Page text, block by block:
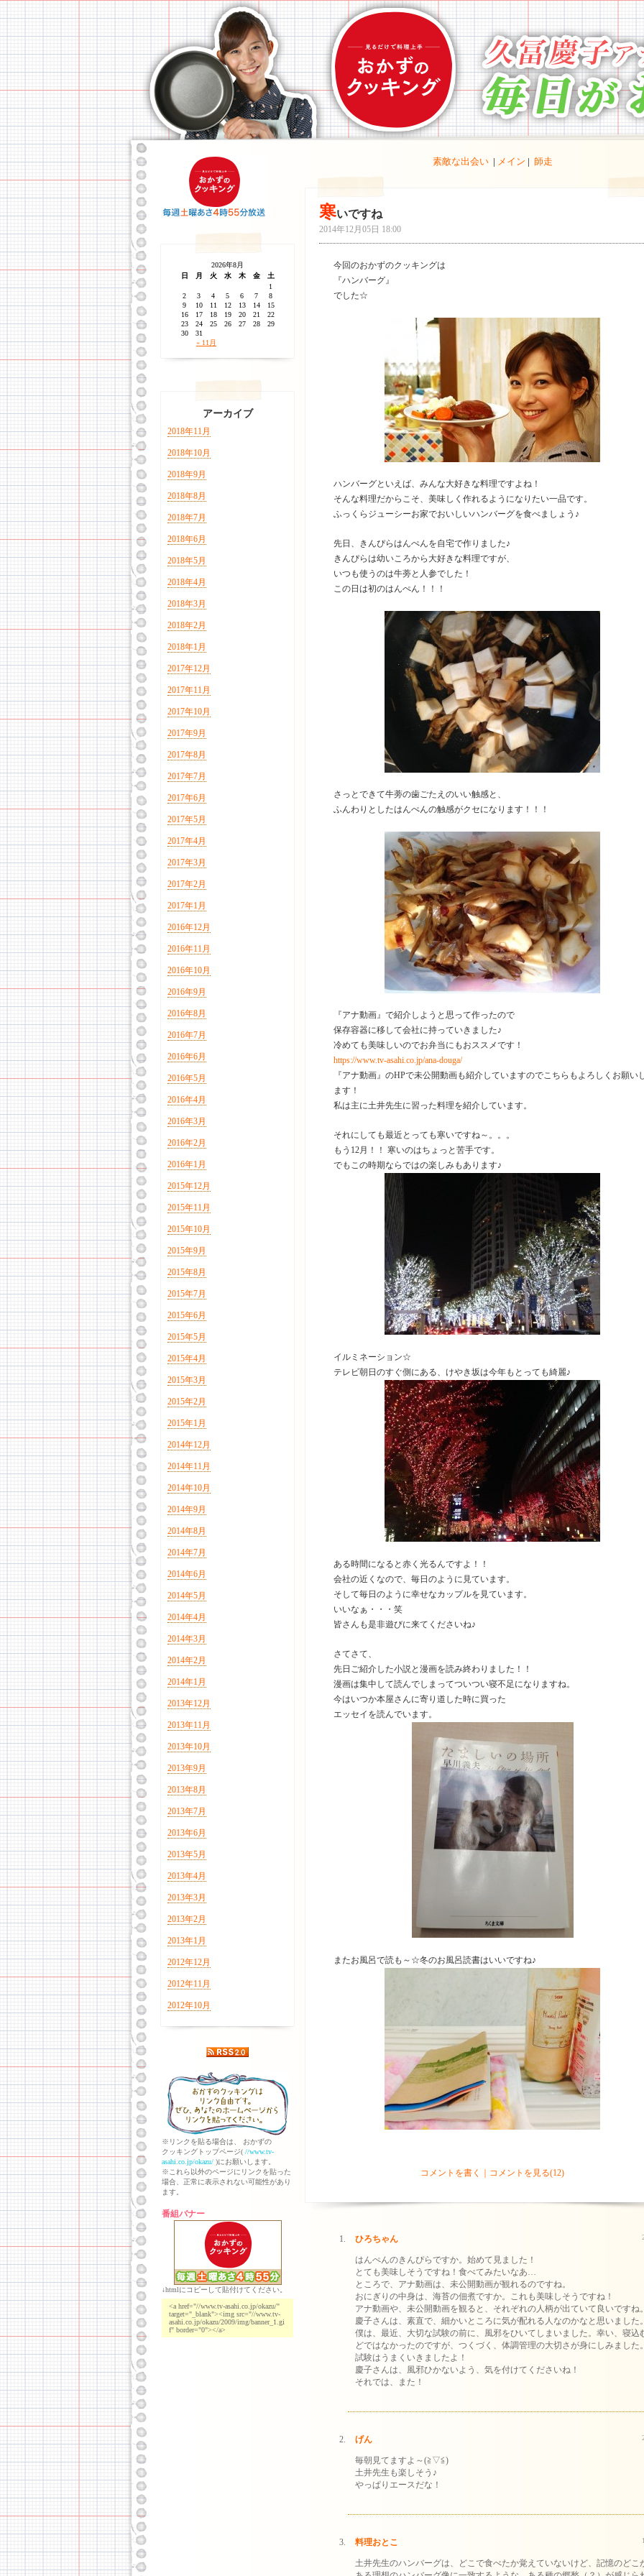
2026年8月
日
月 火 水 木 金
土
1
2
3 4 5 6 7
8
9
10 11 12 13 14
15
16
17 18 19 20 21
22
23
24 25 26 27 28
29
30
31
« 11月
アーカイブ
2018年11月
2018年10月
2018年9月
2018年8月
2018年7月
2018年6月
2018年5月
2018年4月
2018年3月
2018年2月
2018年1月
2017年12月
2017年11月
2017年10月
2017年9月
2017年8月
2017年7月
2017年6月
2017年5月
2017年4月
2017年3月
2017年2月
2017年1月
2016年12月
2016年11月
2016年10月
2016年9月
2016年8月
2016年7月
2016年6月
2016年5月
2016年4月
2016年3月
2016年2月
2016年1月
2015年12月
2015年11月
2015年10月
2015年9月
2015年8月
2015年7月
2015年6月
2015年5月
2015年4月
2015年3月
2015年2月
2015年1月
2014年12月
2014年11月
2014年10月
2014年9月
2014年8月
2014年7月
2014年6月
2014年5月
2014年4月
2014年3月
2014年2月
2014年1月
2013年12月
2013年11月
2013年10月
2013年9月
2013年8月
2013年7月
2013年6月
2013年5月
2013年4月
2013年3月
2013年2月
2013年1月
2012年12月
2012年11月
2012年10月
※リンクを貼る場合は、 おかずの
クッキングトップページ( //www.tv-
asahi.co.jp/okazu/ )にお願いします。
※これら以外のページにリンクを貼った
場合、正常に表示されない可能性があり
ます。
番組バナー
↓htmlにコピーして貼付けてください。
<a href="//www.tv-asahi.co.jp/okazu/"
target="_blank"><img src="//www.tv-
asahi.co.jp/okazu/2009/img/banner_1.gi
f" border="0"></a>
素敵な出会い| メイン | 師走
寒いですね
2014年12月05日 18:00
今回のおかずのクッキングは
『ハンバーグ』
でした☆
ハンバーグといえば、みんな大好きな料理ですよね！
そんな料理だからこそ、美味しく作れるようになりたい一品です。
ふっくらジューシーお家でおいしいハンバーグを食べましょう♪
先日、きんぴらはんぺんを自宅で作りました♪
きんぴらは幼いころから大好きな料理ですが、
いつも使うのは牛蒡と人参でした！
この日は初のはんぺん！！！
さっとできて牛蒡の歯ごたえのいい触感と、
ふんわりとしたはんぺんの触感がクセになります！！！
『アナ動画』で紹介しようと思って作ったので
保存容器に移して会社に持っていきました♪
冷めても美味しいのでお弁当にもおススメです！
https://www.tv-asahi.co.jp/ana-douga/
『アナ動画』のHPで未公開動画も紹介していますのでこちらもよろしくお願い
ます！
私は主に土井先生に習った料理を紹介しています。
それにしても最近とっても寒いですね～。。。
もう12月！！ 寒いのはちょっと苦手です。
でもこの時期ならではの楽しみもあります♪
イルミネーション☆
テレビ朝日のすぐ側にある、けやき坂は今年もとっても綺麗♪
ある時間になると赤く光るんですよ！！
会社の近くなので、毎日のように見ています。
そして毎日のように幸せなカップルを見ています。
いいなぁ・・・笑
皆さんも是非遊びに来てくださいね♪
さてさて、
先日ご紹介した小説と漫画を読み終わりました！！
漫画は集中して読んでしまってついつい寝不足になりますね。
今はいつか本屋さんに寄り道した時に買った
エッセイを読んでいます。
またお風呂で読も～☆冬のお風呂読書はいいですね♪
コメントを書く｜コメントを見る(12)
ひろちゃん
はんぺんのきんぴらですか。始めて見ました！
とても美味しそうですね！食べてみたいなあ…
ところで、アナ動画は、未公開動画が観れるのですね。
おにぎりの中身は、海苔の佃煮ですか。これも美味しそうですね！
アナ動画や、未公開動画を観ると、それぞれの人柄が出ていて良いですね
慶子さんは、素直で、細かいところに気が配れる人なのかなと思いました
僕は、最近、大切な試験の前に、風邪をひいてしまいました。幸い、寝込
どではなかったのですが、つくづく、体調管理の大切さが身にしみました
試験はうまくいきましたよ！
慶子さんは、風邪ひかないよう、気を付けてくださいね！
それでは、また！
げん
毎朝見てますよ～(≧▽≦)
土井先生も楽しそう♪
やっぱりエースだな！
料理おとこ
土井先生のハンバーグは、どこで食べたか覚えていないけど、記憶のどこ